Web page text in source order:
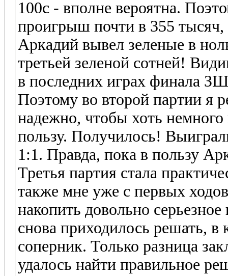
100с - вполне вероятна.
проигрыш почти в 355
Аркадий вывел зеленые в
третьей зеленой сотней!
в последних играх финала
Поэтому во второй партии я
надежно, чтобы хоть
пользу. Получилось!
1:1. Правда, пока в пользу
Третья партия стала
также мне уже с первых
накопить довольно
снова приходилось решать, в
соперник. Только разница
удалось найти правильное